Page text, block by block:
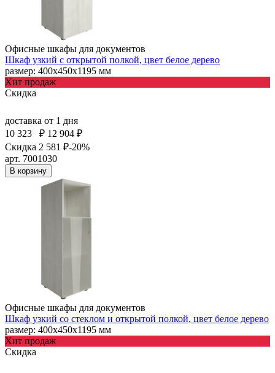
Офисные шкафы для документов
Шкаф узкий с открытой полкой, цвет белое дерево
размер: 400х450х1195 мм
Хит продаж
Скидка
доставка от 1 дня
10 323
₽ 12 904 ₽
Скидка 2 581 ₽-20%
арт. 7001030
В корзину
Офисные шкафы для документов
Шкаф узкий со стеклом и открытой полкой, цвет белое дерево
размер: 400х450х1195 мм
Хит продаж
Скидка